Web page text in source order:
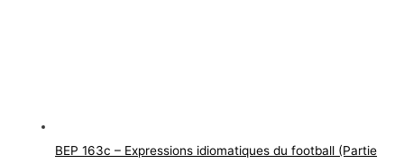
BEP 163c – Expressions idiomatiques du football (Partie